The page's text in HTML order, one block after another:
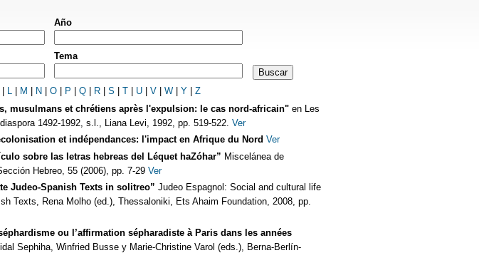
Año
Tema
L M N O P Q R S T U V W Y
Z
musulmans et chrétiens après l'expulsion: le cas nord-africain" en Les
1492-1992, s.l., Liana Levi, 1992, pp. 519-522. Ver
et indépendances: l'impact en Afrique du NordVer
sobre las letras hebreas del Léquet haZóhar” Miscelánea de
Hebreo, 55 (2006), pp. 7-29 Ver
Judeo-Spanish Texts in solitreo” Judeo Espagnol: Social and cultural life
Texts, Rena Molho (ed.), Thessaloniki, Ets Ahaim Foundation, 2008, pp.
ou l’affirmation sépharadiste à Paris dans les années
Sephiha, Winfried Busse y Marie-Christine Varol (eds.), Berna-Berlín-